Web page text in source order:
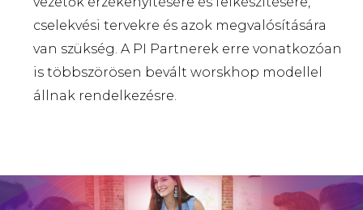
cselekvési tervekre és azok megvalósítására
van szükség. A PI Partnerek erre vonatkozóan
is többszörösen bevált worskhop modellel
állnak rendelkezésre.